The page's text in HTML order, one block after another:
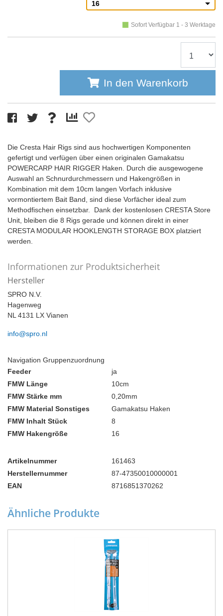
16
Sofort Verfügbar 1 - 3 Werktage
In den Warenkorb
Die Cresta Hair Rigs sind aus hochwertigen Komponenten
gefertigt und verfügen über einen originalen Gamakatsu
POWERCARP HAIR RIGGER Haken. Durch die ausgewogene
Auswahl an Schnurdurchmessern und Hakengrößen in
Kombination mit dem 10cm langen Vorfach inklusive
vormontiertem Bait Band, sind diese Vorfächer ideal zum
Methodfischen einsetzbar. Dank der kostenlosen CRESTA Store
Unit, bleiben die 8 Rigs gerade und können direkt in einer
CRESTA MODULAR HOOKLENGTH STORAGE BOX platziert
werden.
Informationen zur Produktsicherheit
Hersteller
SPRO N.V.
Hagenweg
NL 4131 LX Vianen
info@spro.nl
Navigation Gruppenzuordnung
Feeder
ja
FMW Länge
10cm
FMW Stärke mm
0,20mm
FMW Material Sonstiges
Gamakatsu Haken
FMW Inhalt Stück
8
FMW Hakengröße
16
Artikelnummer
161463
Herstellernummer
87-47350010000001
EAN
8716851370262
Ähnliche Produkte